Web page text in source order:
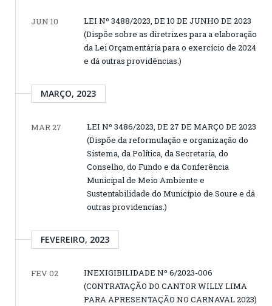
JUN 10
LEI Nº 3488/2023, DE 10 DE JUNHO DE 2023
(Dispõe sobre as diretrizes para a elaboração
da Lei Orçamentária para o exercício de 2024
e dá outras providências.)
MARÇO, 2023
MAR 27
LEI Nº 3486/2023, DE 27 DE MARÇO DE 2023
(Dispõe da reformulação e organização do
Sistema, da Política, da Secretaria, do
Conselho, do Fundo e da Conferência
Municipal de Meio Ambiente e
Sustentabilidade do Município de Soure e dá
outras providencias.)
FEVEREIRO, 2023
FEV 02
INEXIGIBILIDADE Nº 6/2023-006
(CONTRATAÇÃO DO CANTOR WILLY LIMA
PARA APRESENTAÇÃO NO CARNAVAL 2023)